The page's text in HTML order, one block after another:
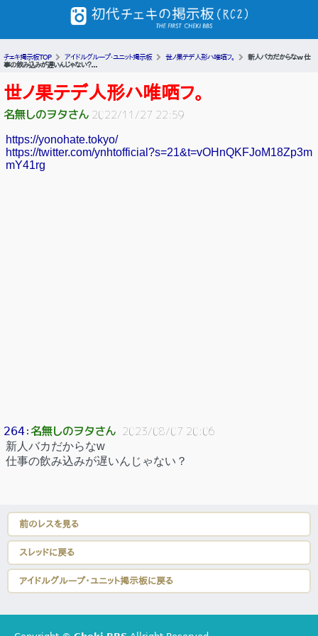
チェキ掲示板TOP アイドルグループ・ユニット掲示板 世ノ果テデ人形ハ唯哂フ。
新人バカだからなw 仕
事の飲み込みが遅いんじゃない？...
世ノ果テデ人形ハ唯哂フ。
名無しのヲタさん 2022/11/27 22:59
https://yonohate.tokyo/
https://twitter.com/ynhtofficial?s=21&t=vOHnQKFJoM18Zp3m
mY41rg
264：名無しのヲタさん 2023/08/07 20:06
新人バカだからなw
仕事の飲み込みが遅いんじゃない？
前のレスを見る
スレッドに戻る
アイドルグループ・ユニット掲示板に戻る